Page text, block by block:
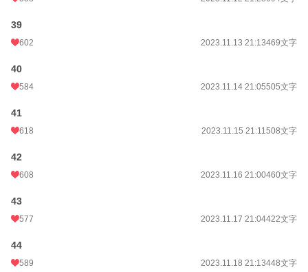
39
602 2023.11.13 21:13469文字
40
584 2023.11.14 21:05505文字
41
618 2023.11.15 21:11508文字
42
608 2023.11.16 21:00460文字
43
577 2023.11.17 21:04422文字
44
589 2023.11.18 21:13448文字